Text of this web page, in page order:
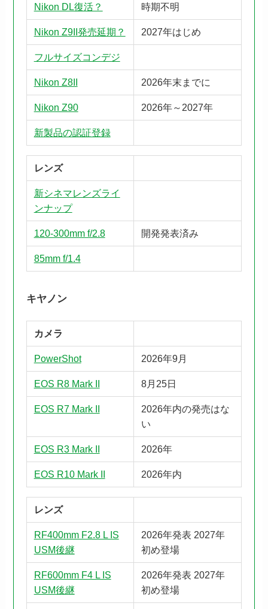
Nikon DL復活？ 時期不明
Nikon Z9II発売延期？ 2027年はじめ
フルサイズコンデジ
Nikon Z8II 2026年末までに
Nikon Z90 2026年～2027年
新製品の認証登録
レンズ
新シネマレンズライ
ンナップ
120-300mm f/2.8 開発発表済み
85mm f/1.4
キヤノン
カメラ
PowerShot 2026年9月
EOS R8 Mark II 8月25日
EOS R7 Mark II
2026年内の発売はな
い
EOS R3 Mark II 2026年
EOS R10 Mark II 2026年内
レンズ
RF400mm F2.8 L IS
USM後継
2026年発表 2027年
初め登場
RF600mm F4 L IS
USM後継
2026年発表 2027年
初め登場